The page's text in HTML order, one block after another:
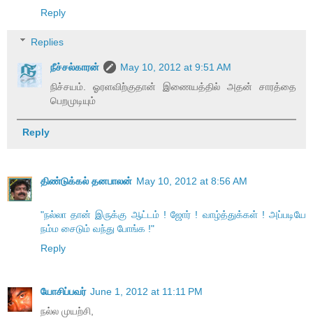
Reply
Replies
நீச்சல்காரன்
May 10, 2012 at 9:51 AM
நிச்சயம். ஓரளவிற்குதான் இணையத்தில் அதன் சாரத்தை
பெறமுடியும்
Reply
திண்டுக்கல் தனபாலன் May 10, 2012 at 8:56 AM
"நல்லா தான் இருக்கு ஆட்டம் ! ஜோர் ! வாழ்த்துக்கள் ! அப்படியே
நம்ம சைடும் வந்து போங்க !"
Reply
யோசிப்பவர் June 1, 2012 at 11:11 PM
நல்ல முயற்சி,